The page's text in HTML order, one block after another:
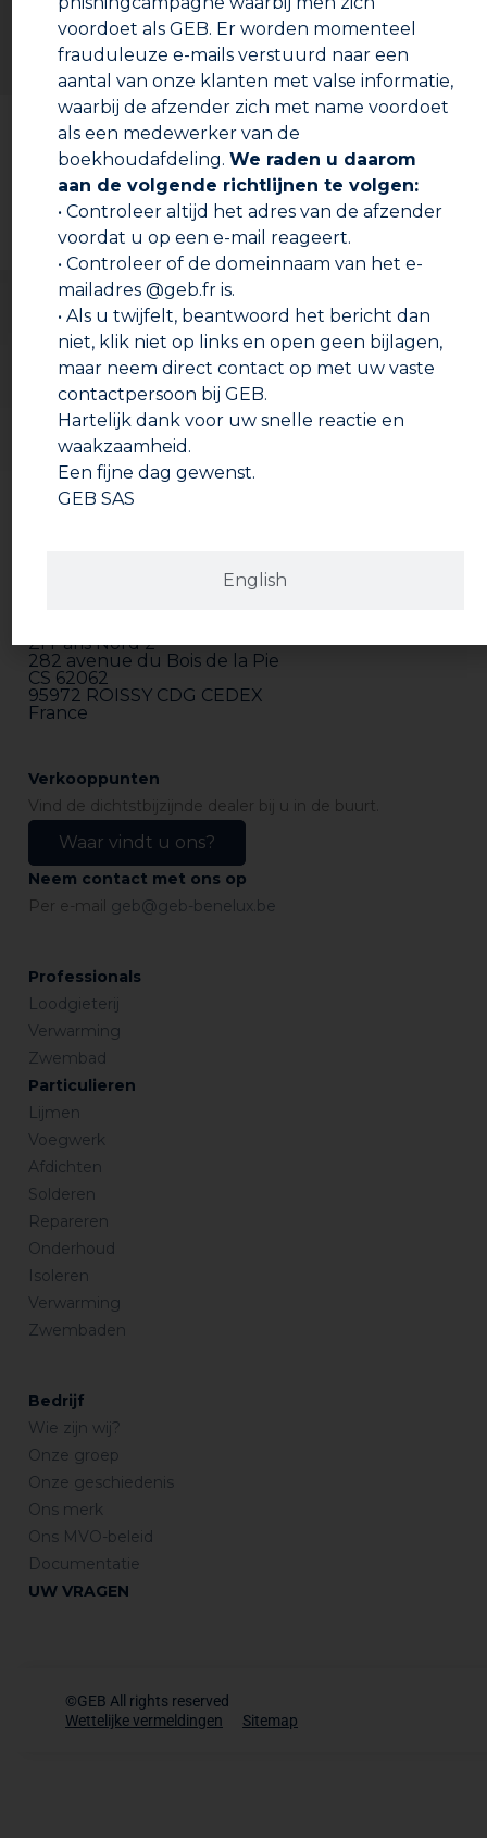
Documentatie om te downloaden
Technische fiche
Veiligheidsinformatieblad
ZI Paris Nord 2
282 avenue du Bois de la Pie
CS 62062
95972 ROISSY CDG CEDEX
France
Professionals
Loodgieterij
Verwarming
Zwembad
Particulieren
Lijmen
Voegwerk
Afdichten
Solderen
Repareren
Onderhoud
Isoleren
Verwarming
Zwembaden
Bedrijf
Wie zijn wij?
Onze groep
Onze geschiedenis
Ons merk
Ons MVO-beleid
Documentatie
UW VRAGEN
Verkooppunten
Vind de dichtstbijzijnde dealer bij u in de buurt.
Waar vindt u ons?
Neem contact met ons op
Per e-mail geb@geb-benelux.be
©GEB All rights reserved
Wettelijke vermeldingen
Sitemap
English
voordoet als GEB. Er worden momenteel
frauduleuze e-mails verstuurd naar een
aantal van onze klanten met valse informatie,
waarbij de afzender zich met name voordoet
als een medewerker van de
boekhoudafdeling. We raden u daarom
aan de volgende richtlijnen te volgen:
• Controleer altijd het adres van de afzender
voordat u op een e-mail reageert.
• Controleer of de domeinnaam van het e-
mailadres @geb.fr is.
• Als u twijfelt, beantwoord het bericht dan
niet, klik niet op links en open geen bijlagen,
maar neem direct contact op met uw vaste
contactpersoon bij GEB.
Hartelijk dank voor uw snelle reactie en
waakzaamheid.
Een fijne dag gewenst.
GEB SAS